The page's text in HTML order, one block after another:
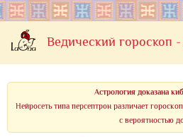
Ведический гороскоп
Астрология доказана
Нейросеть типа персептрон различает
с вероятностью